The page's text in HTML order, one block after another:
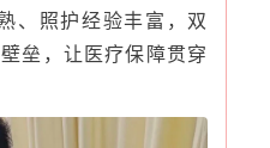
、照护经验丰富，双
壁垒，让医疗保障贯穿